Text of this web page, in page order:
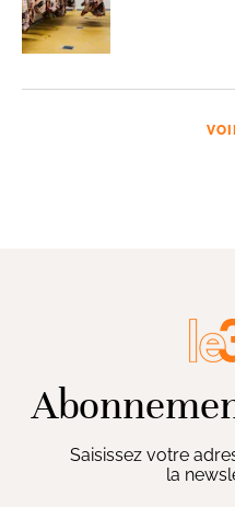
Saisissez votre
la